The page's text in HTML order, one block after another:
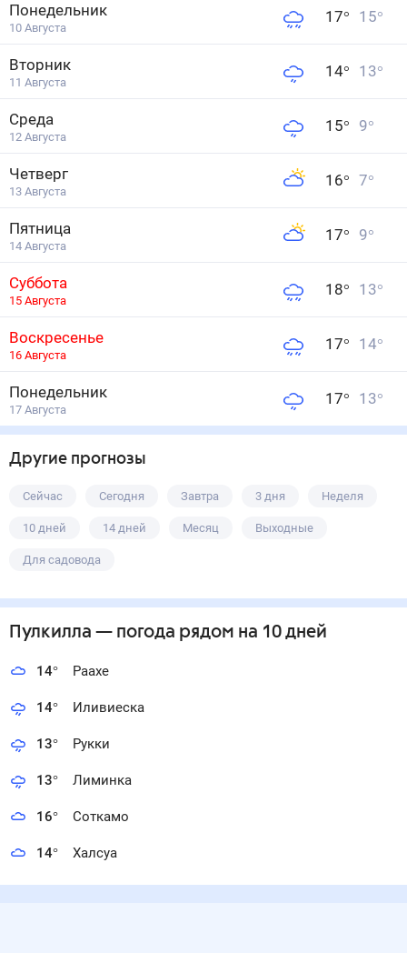
Понедельник
10 Августа
17° 15°
Вторник
11 Августа
14° 13°
Среда
12 Августа
15° 9°
Четверг
13 Августа
16° 7°
Пятница
14 Августа
17° 9°
Суббота
15 Августа
18° 13°
Воскресенье
16 Августа
17° 14°
Понедельник
17 Августа
17° 13°
Другие прогнозы
Сейчас Сегодня Завтра 3 дня Неделя
10 дней 14 дней Месяц Выходные
Для садовода
Пулкилла — погода рядом на 10 дней
14° Раахе
14° Иливиеска
13° Рукки
13° Лиминка
16° Соткамо
14° Халсуа